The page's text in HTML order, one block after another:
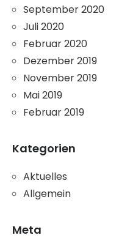
September 2020
Juli 2020
Februar 2020
Dezember 2019
November 2019
Mai 2019
Februar 2019
Kategorien
Aktuelles
Allgemein
Meta